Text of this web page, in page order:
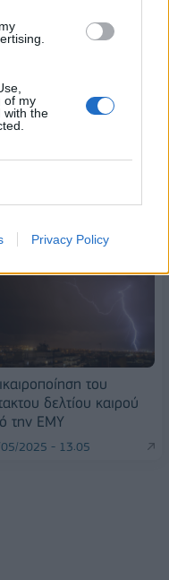
of my
with the
Privacy Policy
μετατρέπει τη
του Ολυμπιακού
του
δελτίου καιρού
την ΕΜΥ
2025 - 13:05